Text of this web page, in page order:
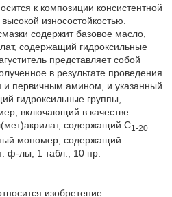
к композиции консистентной
износостойкостью.
содержит базовое масло,
содержащий гидроксильные
представляет собой
в результате проведения
и первичным амином, и указанный
гидроксильные группы,
включающий в качестве
содержащий C1-20
мономер, содержащий
ф-лы, 1 табл., 10 пр.
изобретение